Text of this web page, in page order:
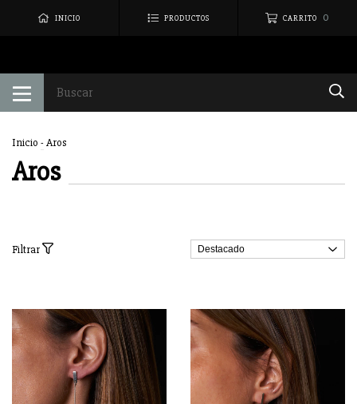
INICIO PRODUCTOS CARRITO 0
Inicio -Aros
Aros
Filtrar